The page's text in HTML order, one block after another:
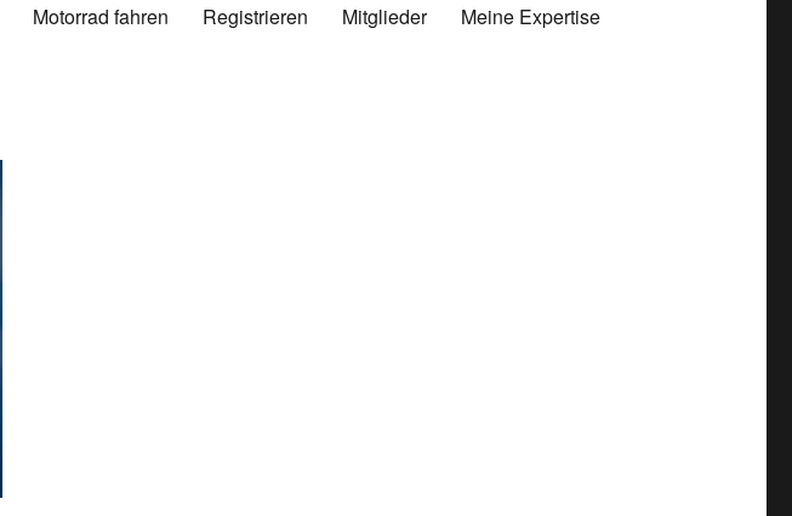
Motorrad fahren Registrieren Mitglieder
Meine Expertise